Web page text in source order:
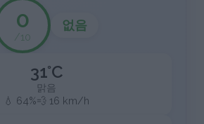
0
/10
없음
31°C
맑음
💧 64%💨 16 km/h